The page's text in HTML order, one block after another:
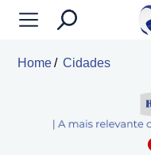
Home Cidades